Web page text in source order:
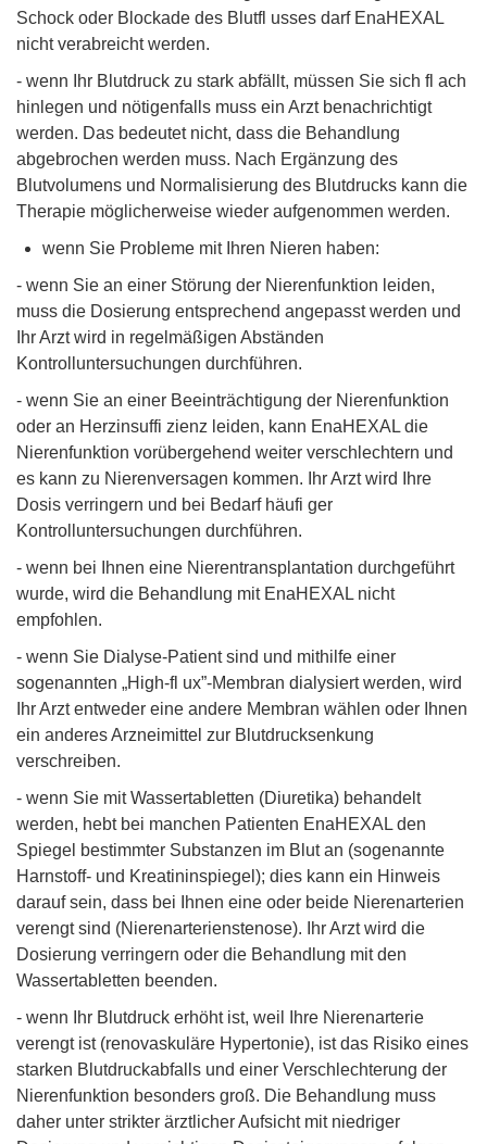
Schock oder Blockade des Blutfl usses darf EnaHEXAL
nicht verabreicht werden.
- wenn Ihr Blutdruck zu stark abfällt, müssen Sie sich fl ach
hinlegen und nötigenfalls muss ein Arzt benachrichtigt
werden. Das bedeutet nicht, dass die Behandlung
abgebrochen werden muss. Nach Ergänzung des
Blutvolumens und Normalisierung des Blutdrucks kann die
Therapie möglicherweise wieder aufgenommen werden.
wenn Sie Probleme mit Ihren Nieren haben:
- wenn Sie an einer Störung der Nierenfunktion leiden,
muss die Dosierung entsprechend angepasst werden und
Ihr Arzt wird in regelmäßigen Abständen
Kontrolluntersuchungen durchführen.
- wenn Sie an einer Beeinträchtigung der Nierenfunktion
oder an Herzinsuffi zienz leiden, kann EnaHEXAL die
Nierenfunktion vorübergehend weiter verschlechtern und
es kann zu Nierenversagen kommen. Ihr Arzt wird Ihre
Dosis verringern und bei Bedarf häufi ger
Kontrolluntersuchungen durchführen.
- wenn bei Ihnen eine Nierentransplantation durchgeführt
wurde, wird die Behandlung mit EnaHEXAL nicht
empfohlen.
- wenn Sie Dialyse-Patient sind und mithilfe einer
sogenannten „High-fl ux”-Membran dialysiert werden, wird
Ihr Arzt entweder eine andere Membran wählen oder Ihnen
ein anderes Arzneimittel zur Blutdrucksenkung
verschreiben.
- wenn Sie mit Wassertabletten (Diuretika) behandelt
werden, hebt bei manchen Patienten EnaHEXAL den
Spiegel bestimmter Substanzen im Blut an (sogenannte
Harnstoff- und Kreatininspiegel); dies kann ein Hinweis
darauf sein, dass bei Ihnen eine oder beide Nierenarterien
verengt sind (Nierenarterienstenose). Ihr Arzt wird die
Dosierung verringern oder die Behandlung mit den
Wassertabletten beenden.
- wenn Ihr Blutdruck erhöht ist, weil Ihre Nierenarterie
verengt ist (renovaskuläre Hypertonie), ist das Risiko eines
starken Blutdruckabfalls und einer Verschlechterung der
Nierenfunktion besonders groß. Die Behandlung muss
daher unter strikter ärztlicher Aufsicht mit niedriger